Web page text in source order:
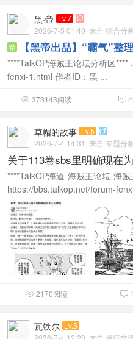
黑·帝 Lv.7 
2026-7-5 01:40 来自 综合分
精
【黑帝出品】“霸气”整
****TalkOP海贼王论坛分析区
fenxi-1.html 作者ID：黑 ...
 373143阅读 
草帽的故事 Lv.5 
2026-7-4 14:31 来自 专题分
关于113卷sbs里明确现在
****TalkOP海道-海贼王论坛-海贼
https://bbs.talkop.net/forum-
 2170阅读 
瓦铁尔 Lv.5